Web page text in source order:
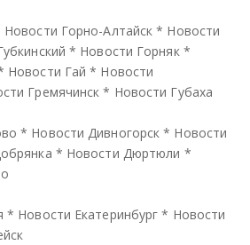
Новости Горно-Алтайск * Новости
* Новости Горняк *
Новости Гай * Новости
Гремячинск * Новости Губаха
* Новости Дивногорск * Новости
* Новости Дюртюли *
* Новости Екатеринбург * Новости